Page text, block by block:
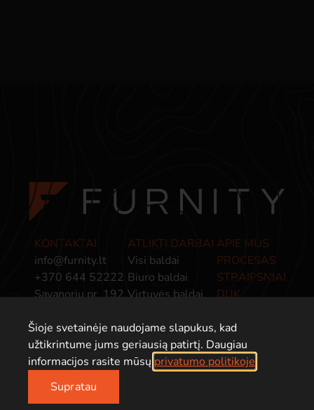
Šioje svetainėje naudojame slapukus, kad
užtikrintume jums geriausią patirtį. Daugiau
informacijos rasite mūsų privatumo politikoje
Supratau
KONTAKTAI
info@furnity.lt
+370 644 52222
Savanorių pr. 192,
ATLIKTI DARBAI
Visi baldai
Biuro baldai
Virtuvės baldai
Baldai įmonėms
APIE MUS
PROCESAS
STRAIPSNIAI
DUK
POLITIKA